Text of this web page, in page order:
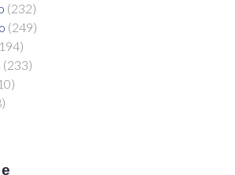
(232)
(249)
(233)